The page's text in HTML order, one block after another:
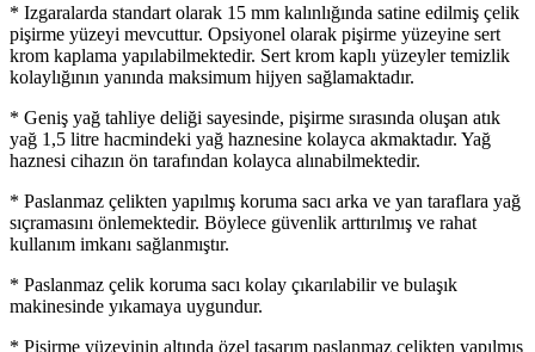
* Izgaralarda standart olarak 15 mm kalınlığında satine edilmiş çelik
pişirme yüzeyi mevcuttur. Opsiyonel olarak pişirme yüzeyine sert
krom kaplama yapılabilmektedir. Sert krom kaplı yüzeyler temizlik
kolaylığının yanında maksimum hijyen sağlamaktadır.
* Geniş yağ tahliye deliği sayesinde, pişirme sırasında oluşan atık
yağ 1,5 litre hacmindeki yağ haznesine kolayca akmaktadır. Yağ
haznesi cihazın ön tarafından kolayca alınabilmektedir.
* Paslanmaz çelikten yapılmış koruma sacı arka ve yan taraflara yağ
sıçramasını önlemektedir. Böylece güvenlik arttırılmış ve rahat
kullanım imkanı sağlanmıştır.
* Paslanmaz çelik koruma sacı kolay çıkarılabilir ve bulaşık
makinesinde yıkamaya uygundur.
* Pişirme yüzeyinin altında özel tasarım paslanmaz çelikten yapılmış